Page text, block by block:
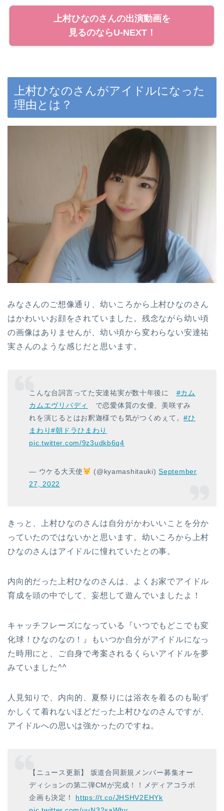
上村ひなのさんの出演動画を
見るのならU-NEXT！
上村ひなのさんがアイドルになった
理由とは？
みなさんのご想像通り、幼いころから上村ひなのさん
はかわいいお顔をされていました。残念ながら幼い頃
の画像はありませんが、幼い頃から変わらない安達祐
実さんのような感じだと思います。
こんな台詞言ってた安達祐実が数十年後に #カム
カムエヴリバディ
で恋愛体質の女優、美咲すみ
れを演じるとはお釈迦様でも気がつくめぇて。#ひ
まわり#朝ドラひまわり
pic.twitter.com/9z3udkb6q4
— ウケる大天使 (@kyamashitauki)September
27, 2022
きっと、上村ひなのさんは自分がかわいいことを分か
っていたのではないかと思います。幼いころから上村
ひなのさんはアイドルに憧れていたとの事。
内向的だった上村ひなのさんは、よくお家でアイドル
育成を頭の中でして、妄想して遊んでいましたよ！
キャッチフレーズになっている『いつでもどこでも変
化球！ひなのなの！』もいつか自分がアイドルになっ
た時用にと、ご自身で考案されるくらいアイドルを夢
みていました^^
人見知りで、内向的、夏祭りには浴衣を着るのも恥ず
かしくて着れないほどだった上村ひなのさんですが、
アイドルへの思いは強かったのですね。
【ニュース更新】 坂道合同新規メンバー募集オー
ディションの第二弾CMが完成！！メディアコラボ
企画も決定！ https://t.co/JHSHV2EHYk